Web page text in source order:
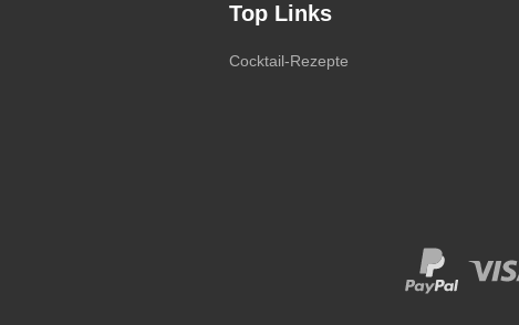
Top Links
Cocktail-Rezepte